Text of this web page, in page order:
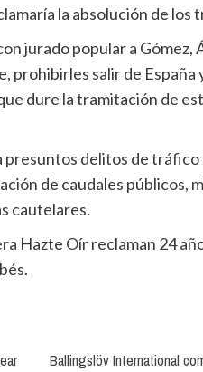
la absolución de los
prohibirles salir de España
dure la tramitación de
de caudales públicos,
cautelares.
Ballingslöv International